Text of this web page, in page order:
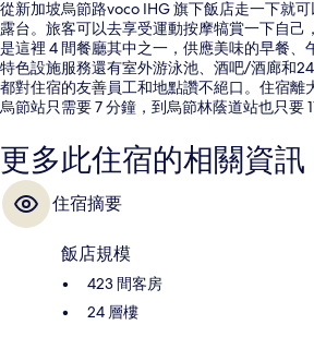
從新加坡烏節路voco IHG 旗下飯店走一下就
露台。旅客可以去享受運動按摩犒賞一下自己
是這裡 4 間餐廳其中之一，供應美味的早餐、
特色設施服務還有室外游泳池、酒吧/酒廊和
都對住宿的友善員工和地點讚不絕口。住宿離
烏節站只需要 7 分鐘，到烏節林蔭道站也只要
更多此住宿的相關資訊
住宿摘要
飯店規模
423 間客房
24 層樓